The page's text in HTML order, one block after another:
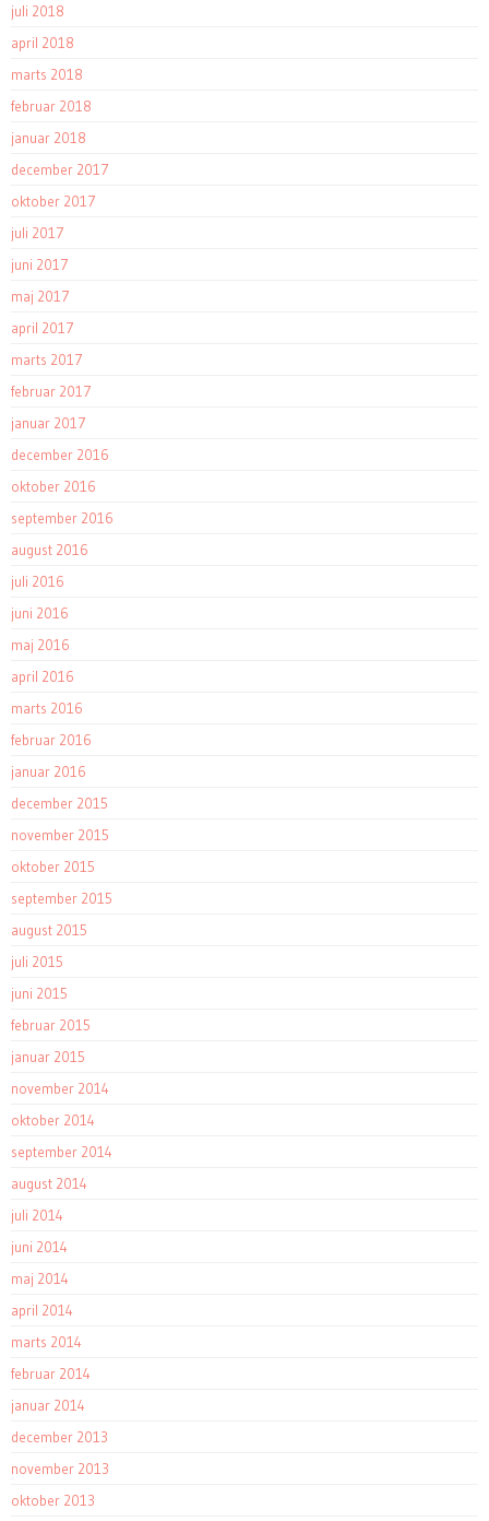
juli 2018
april 2018
marts 2018
februar 2018
januar 2018
december 2017
oktober 2017
juli 2017
juni 2017
maj 2017
april 2017
marts 2017
februar 2017
januar 2017
december 2016
oktober 2016
september 2016
august 2016
juli 2016
juni 2016
maj 2016
april 2016
marts 2016
februar 2016
januar 2016
december 2015
november 2015
oktober 2015
september 2015
august 2015
juli 2015
juni 2015
februar 2015
januar 2015
november 2014
oktober 2014
september 2014
august 2014
juli 2014
juni 2014
maj 2014
april 2014
marts 2014
februar 2014
januar 2014
december 2013
november 2013
oktober 2013